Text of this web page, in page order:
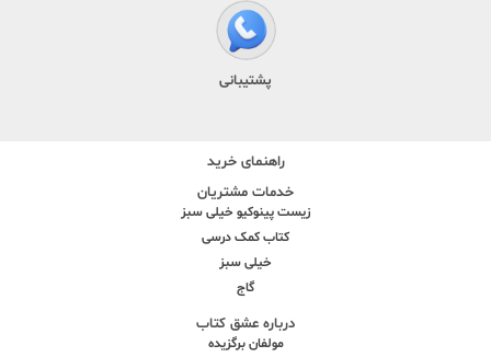
پشتیبانی
راهنمای خرید
خدمات مشتریان
زیست پینوکیو خیلی سبز
کتاب کمک درسی
خیلی سبز
گاج
درباره عشق کتاب
مولفان برگزیده